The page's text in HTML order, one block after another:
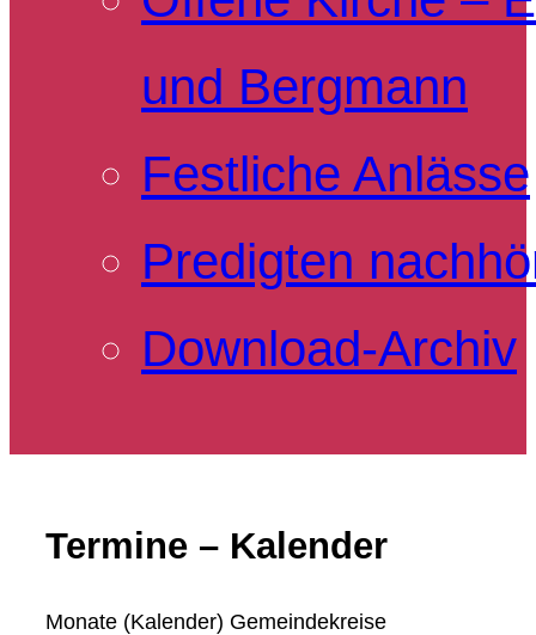
und Bergmann
Festliche Anlässe
Predigten
Download-Archiv
Termine – Kalender
Monate (Kalender) Gemeindekreise